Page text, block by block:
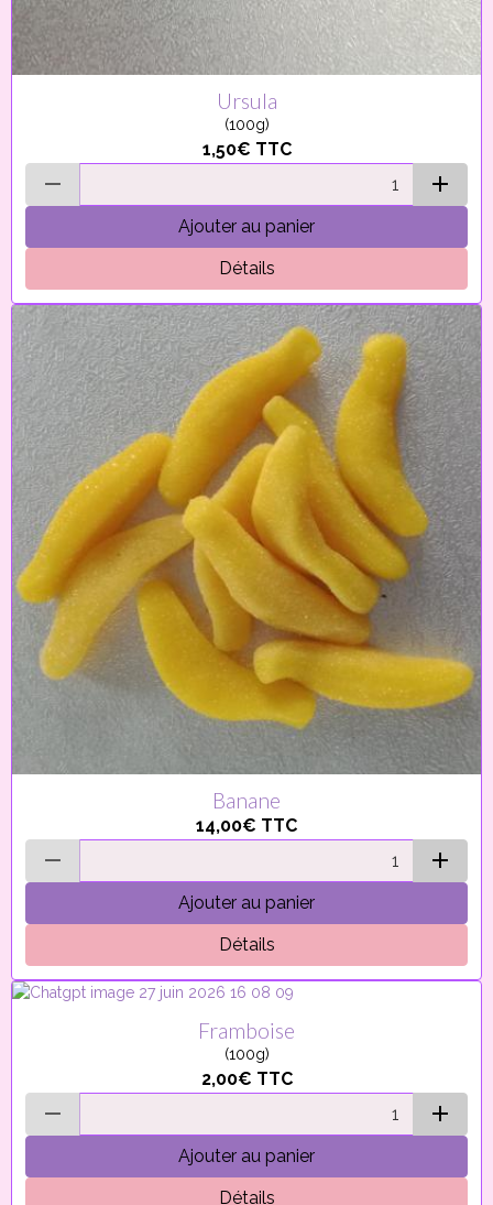
Ursula
(100g)
1,50€ TTC
Ajouter au panier
Détails
Banane
14,00€ TTC
Ajouter au panier
Détails
Framboise
(100g)
2,00€ TTC
Ajouter au panier
Détails